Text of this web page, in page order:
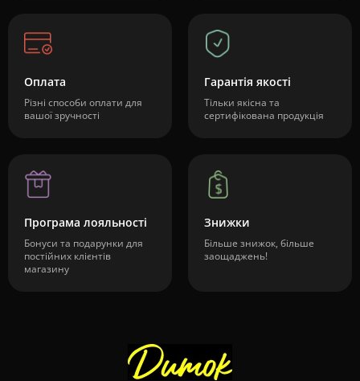
Оплата
Різні способи оплати для
вашої зручності
Гарантія якості
Тільки якісна та
сертифікована продукція
Програма лояльності
Бонуси та подарунки для
постійних клієнтів
магазину
Знижки
Більше знижок, більше
заощаджень!